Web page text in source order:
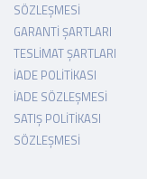
SÖZLEŞMESI
GARANTI ŞARTLARI
TESLIMAT ŞARTLARI
İADE POLITIKASI
İADE SÖZLEŞMESI
SATIŞ POLITIKASI
SÖZLEŞMESI